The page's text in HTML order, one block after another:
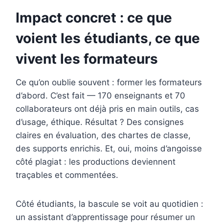
Impact concret : ce que
voient les étudiants, ce que
vivent les formateurs
Ce qu’on oublie souvent : former les formateurs
d’abord. C’est fait — 170 enseignants et 70
collaborateurs ont déjà pris en main outils, cas
d’usage, éthique. Résultat ? Des consignes
claires en évaluation, des chartes de classe,
des supports enrichis. Et, oui, moins d’angoisse
côté plagiat : les productions deviennent
traçables et commentées.
Côté étudiants, la bascule se voit au quotidien :
un assistant d’apprentissage pour résumer un